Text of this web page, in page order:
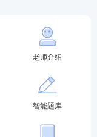
233网校期货从
】，都可以进入
码进行刷题。
老师介绍
智能题库